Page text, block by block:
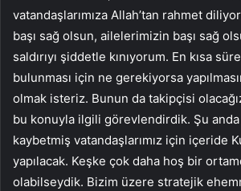
vatandaşlarımıza Allah’tan rahmet
başı sağ olsun, ailelerimizin başı sağ
saldırıyı şiddetle kınıyorum. En kısa
bulunması için ne gerekiyorsa
olmak isteriz. Bunun da takipçisi
bu konuyla ilgili görevlendirdik. Şu anda
kaybetmiş vatandaşlarımız için içeride
yapılacak. Keşke çok daha hoş bir
olabilseydik. Bizim üzere stratejik